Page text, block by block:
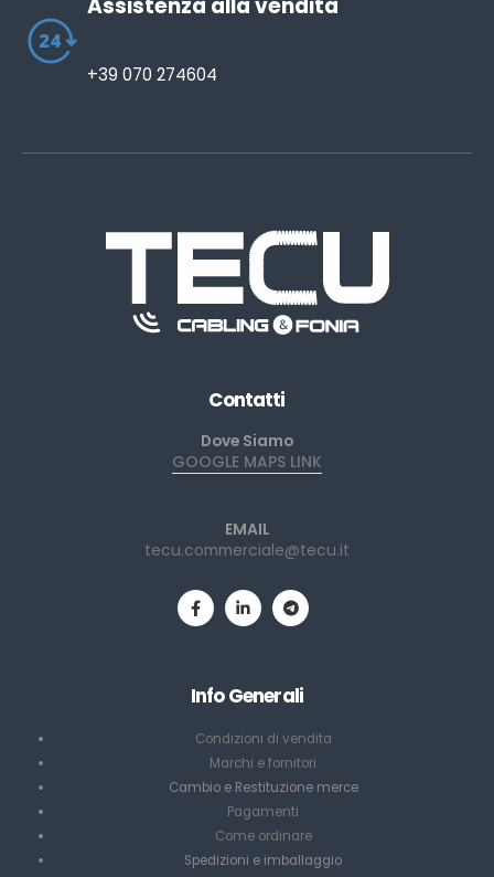
Assistenza alla vendita
+39 070 274604
Contatti
Dove Siamo
GOOGLE MAPS LINK
EMAIL
tecu.commerciale@tecu.it
Info Generali
Condizioni di vendita
Marchi e fornitori
Cambio e Restituzione merce
Pagamenti
Come ordinare
Spedizioni e imballaggio